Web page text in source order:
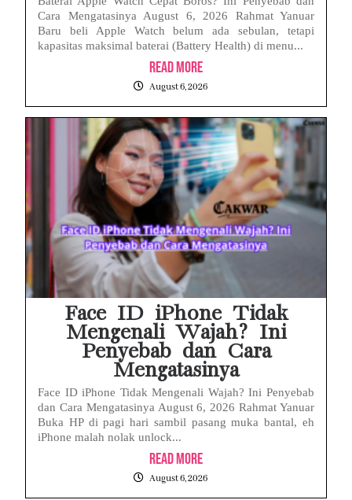
Cara Mengatasinya August 6, 2026 Rahmat Yanuar
Baru beli Apple Watch belum ada sebulan, tetapi
kapasitas maksimal baterai (Battery Health) di menu...
Read More
August 6, 2026
Face ID iPhone Tidak
Mengenali Wajah? Ini
Penyebab dan Cara
Mengatasinya
Face ID iPhone Tidak Mengenali Wajah? Ini Penyebab
dan Cara Mengatasinya August 6, 2026 Rahmat Yanuar
Buka HP di pagi hari sambil pasang muka bantal, eh
iPhone malah nolak unlock...
Read More
August 6, 2026